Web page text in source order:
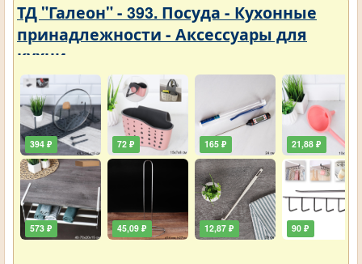
ТД "Галеон" - 393. Посуда - Кухонные
принадлежности - Аксессуары для
кухни
394 ₽
573 ₽
72 ₽
45,09 ₽
165 ₽
12,87 ₽
21,88 ₽
90 ₽